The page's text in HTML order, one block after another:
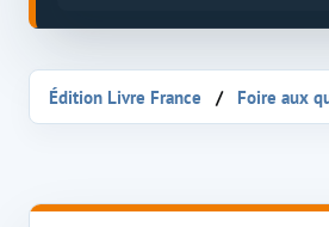
Édition Livre France Foire aux